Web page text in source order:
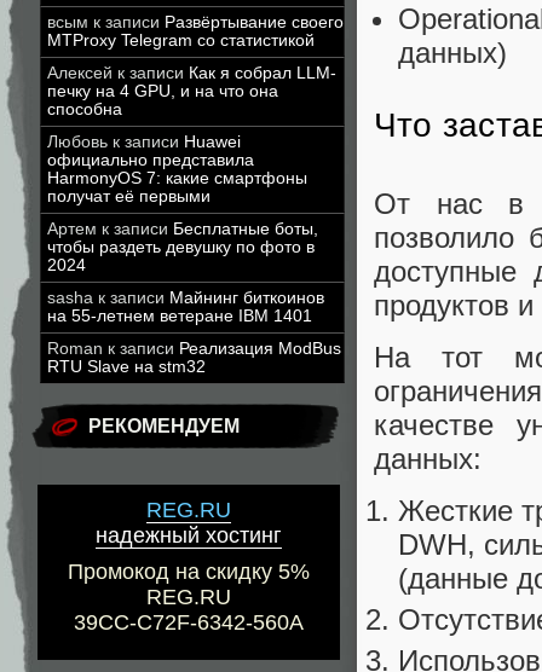
всым к записи Развёртывание своего
MTProxy Telegram со статистикой
Алексей к записи Как я собрал LLM-
печку на 4 GPU, и на что она
способна
Любовь к записи Huawei
официально представила
HarmonyOS 7: какие смартфоны
получат её первыми
Артем к записи Бесплатные боты,
чтобы раздеть девушку по фото в
2024
sasha к записи Майнинг биткоинов
на 55-летнем ветеране IBM 1401
Roman к записи Реализация ModBus
RTU Slave на stm32
РЕКОМЕНДУЕМ
REG.RU
надежный хостинг
Промокод на скидку 5%
REG.RU
39CC-C72F-6342-560A
данных)
Что
От нас в
позволило
доступные
продуктов
На тот
качестве
данных:
Жесткие
DWH,
(данные